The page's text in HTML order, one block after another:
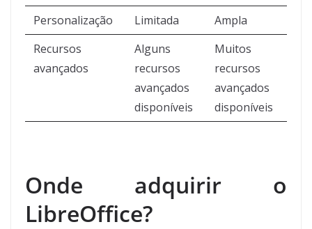
Personalização
Limitada
Ampla
Recursos
avançados
Alguns
recursos
avançados
disponíveis
Muitos
recursos
avançados
disponíveis
Onde adquirir o
LibreOffice?